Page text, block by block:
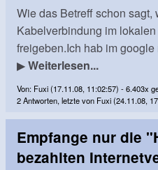
Wie das Betreff schon sagt,
Kabelverbindung im
freigeben.Ich hab im google
▶Weiterlesen...
Von: Fuxi (17.11.08, 11:02:57) - 6.403x
2 Antworten, letzte von Fuxi (24.11.08,
Empfange nur die
bezahlten